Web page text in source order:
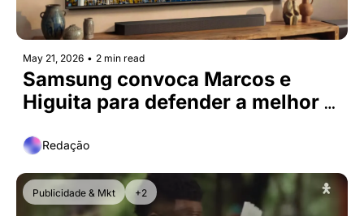
May 21, 2026 • 2 min read
Samsung convoca Marcos e
Higuita para defender a melhor
Redação
Publicidade & Mkt +2